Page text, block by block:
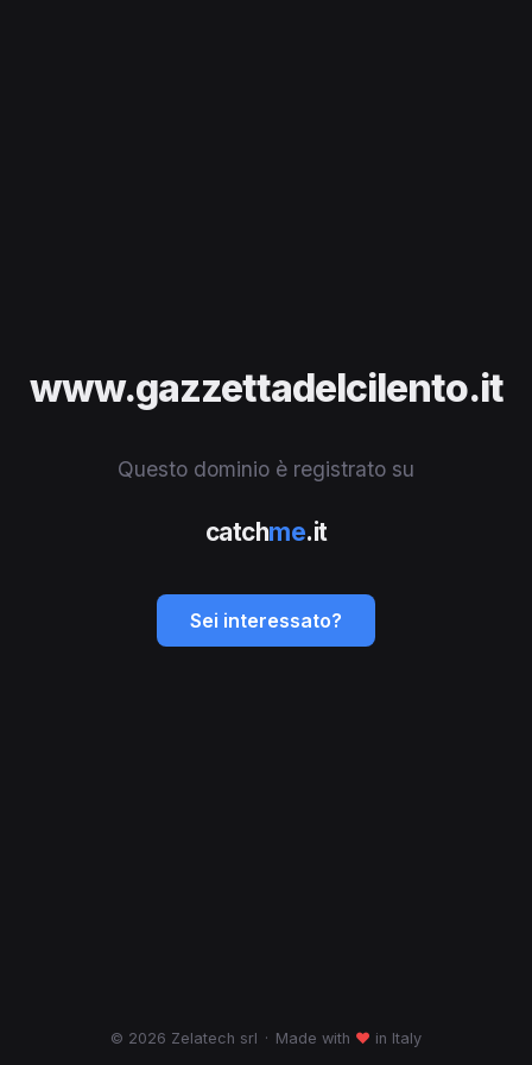
www.gazzettadelcilento.it
Questo dominio è registrato su
catchme.it
Sei interessato?
© 2026 Zelatech srl · Made with ♥ in Italy